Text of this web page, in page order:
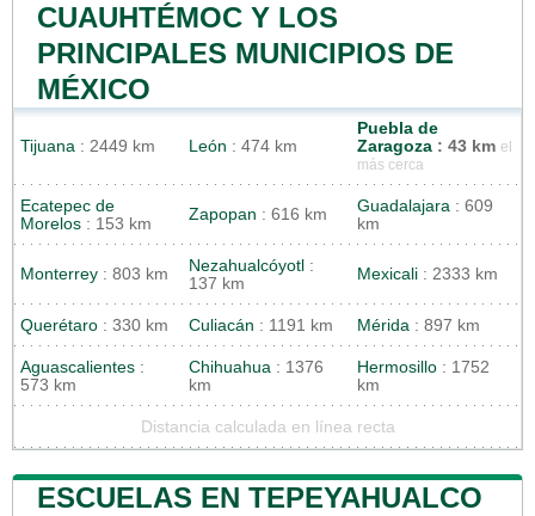
CUAUHTÉMOC Y LOS
PRINCIPALES MUNICIPIOS DE
MÉXICO
Tijuana : 2449 km León : 474 km
Puebla de
Zaragoza : 43 km el
más cerca
Ecatepec de
Morelos : 153 km
Zapopan : 616 km Guadalajara : 609
km
Monterrey : 803 km Nezahualcóyotl :
137 km
Mexicali : 2333 km
Querétaro : 330 km Culiacán : 1191 km Mérida : 897 km
Aguascalientes :
573 km
Chihuahua : 1376
km
Hermosillo : 1752
km
Distancia calculada en línea recta
ESCUELAS EN TEPEYAHUALCO